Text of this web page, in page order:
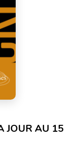
JOUR AU 15